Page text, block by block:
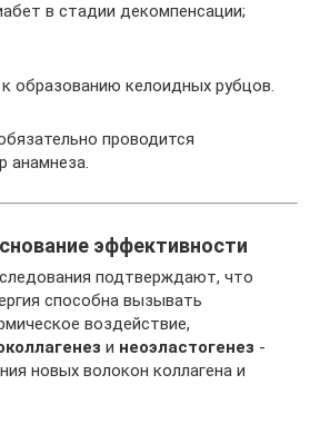
в стадии декомпенсации;
образованию келоидных рубцов.
проводится
анамнеза.
эффективности
подтверждают, что
способна вызывать
воздействие,
и неоэластогенез -
новых волокон коллагена и